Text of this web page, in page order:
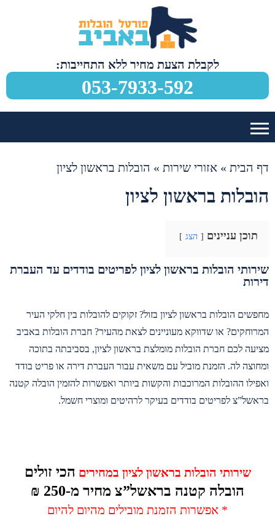
לקבלת הצעת מחיר ללא התחייבות:
053-7933-592
דף הבית » אזורי שירות » הובלות בראשון לציון
הובלות בראשון לציון
תוכן עניינים הצג
שירותי הובלות בראשון לציון לפריטים בודדים עד העברת
דירות
מחפשים הובלות בראשון לציון בזול? זקוקים להובלות בין חלקי העיר
המרוחקים? או שדווקא מעוניינים לצאת מהעיר? חברת הובלות באביב
מציעה לכם חברת הובלות מומלצת בראשון לציון, בסביבתה בתוכה
ומחוצה לה. הזמנת מוביל עם משאית עבור העברת דירה או פריט בודד
ואפילו ההובלות המרוכבות והקשות ביותר ואפשרות להזמין הובלה קטנה
בראשל”צ לפריטים בודדים בעיקר לרהיטים ומוצרי חשמל.
שירותי הובלות בראשון לציון במחירים הכי זולים
הובלה קטנה בראשל”צ מחיר מ-250 ₪
* אפשרות הזמנת מובילים מהיום להיום